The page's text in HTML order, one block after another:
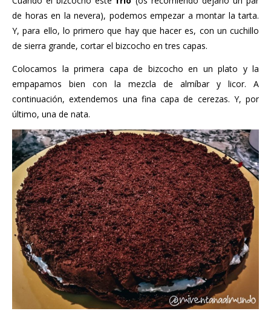
de horas en la nevera), podemos empezar a montar la tarta.
Y, para ello, lo primero que hay que hacer es, con un cuchillo
de sierra grande, cortar el bizcocho en tres capas.
Colocamos la primera capa de bizcocho en un plato y la
empapamos bien con la mezcla de almíbar y licor. A
continuación, extendemos una fina capa de cerezas. Y, por
último, una de nata.